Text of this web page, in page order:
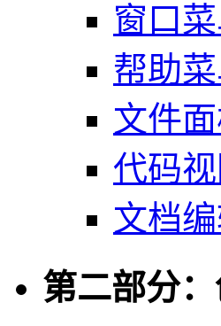
窗口
帮助
文件
代码视
文档
第二部分